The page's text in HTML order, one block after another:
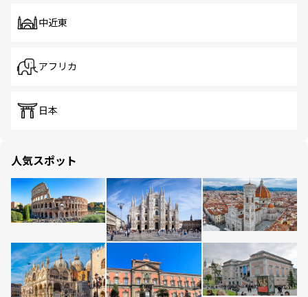
中近東
アフリカ
日本
人気スポット